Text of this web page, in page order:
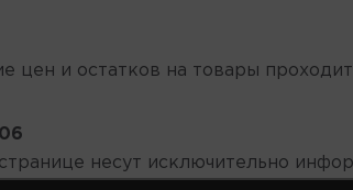
цен и остатков на товары
несут исключительно